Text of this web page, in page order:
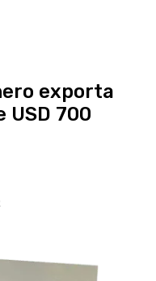
exporta
USD 700